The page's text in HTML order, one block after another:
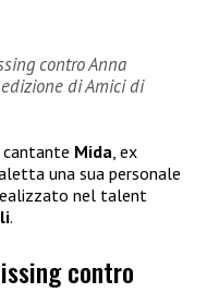
contro Anna
di Amici di
cantante Mida , ex
una sua personale
nel talent
.
contro